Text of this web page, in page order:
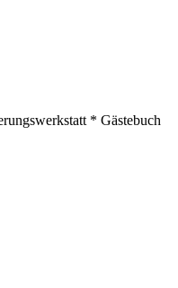
* Gästebuch